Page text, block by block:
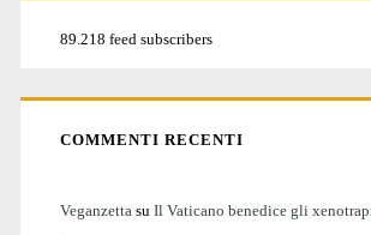
89.218 feed subscribers
COMMENTI RECENTI
Veganzetta su Il Vaticano benedice gli